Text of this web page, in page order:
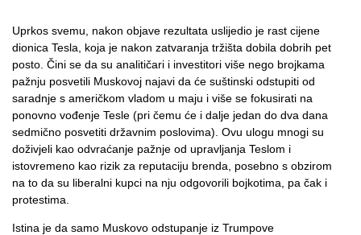
Uprkos svemu, nakon objave rezultata uslijedio je rast cijene
dionica Tesla, koja je nakon zatvaranja tržišta dobila dobrih pet
posto. Čini se da su analitičari i investitori više nego brojkama
pažnju posvetili Muskovoj najavi da će suštinski odstupiti od
saradnje s američkom vladom u maju i više se fokusirati na
ponovno vođenje Tesle (pri čemu će i dalje jedan do dva dana
sedmično posvetiti državnim poslovima). Ovu ulogu mnogi su
doživjeli kao odvraćanje pažnje od upravljanja Teslom i
istovremeno kao rizik za reputaciju brenda, posebno s obzirom
na to da su liberalni kupci na nju odgovorili bojkotima, pa čak i
protestima.
Istina je da samo Muskovo odstupanje iz Trumpove